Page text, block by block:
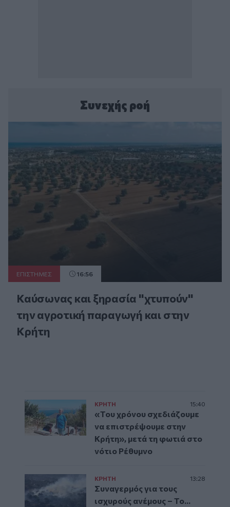
Συνεχής ροή
ΕΠΙΣΤΗΜΕΣ 16:56
Καύσωνας και ξηρασία "χτυπούν"
την αγροτική παραγωγή και στην
Κρήτη
ΚΡΗΤΗ 15:40
«Του χρόνου σχεδιάζουμε
να επιστρέψουμε στην
Κρήτη», μετά τη φωτιά στο
νότιο Ρέθυμνο
ΚΡΗΤΗ 13:28
Συναγερμός για τους
ισχυρούς ανέμους – Το...